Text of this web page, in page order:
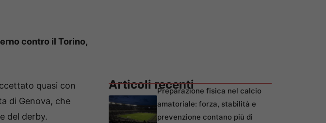
contro il Torino,
quasi con
di Genova, che
del derby.
Articoli recentiPreparazione fisica nel calcio
amatoriale: forza, stabilità e
prevenzione contano più di